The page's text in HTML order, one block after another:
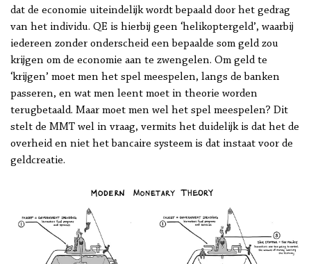
dat de economie uiteindelijk wordt bepaald door het gedrag
van het individu. QE is hierbij geen ‘helikoptergeld’, waarbij
iedereen zonder onderscheid een bepaalde som geld zou
krijgen om de economie aan te zwengelen. Om geld te
‘krijgen’ moet men het spel meespelen, langs de banken
passeren, en wat men leent moet in theorie worden
terugbetaald. Maar moet men wel het spel meespelen? Dit
stelt de MMT wel in vraag, vermits het duidelijk is dat het de
overheid en niet het bancaire systeem is dat instaat voor de
geldcreatie.